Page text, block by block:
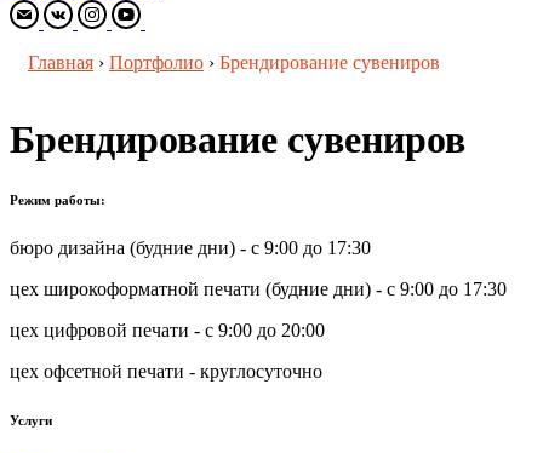
Главная › Портфолио › Брендирование сувениров
Брендирование сувениров
Режим работы:
бюро дизайна (будние дни) - с 9:00 до 17:30
цех широкоформатной печати (будние дни) - с 9:00 до 17:30
цех цифровой печати - с 9:00 до 20:00
цех офсетной печати - круглосуточно
Услуги